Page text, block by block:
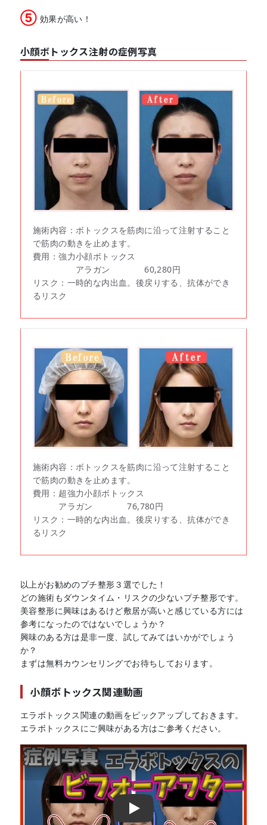
⑤ 効果が高い！
小顔ボトックス注射の症例写真
施術内容：ボトックスを筋肉に沿って注射すること
で筋肉の動きを止めます。
費用：強力小顔ボトックス
アラガン 60,280円
リスク：一時的な内出血。後戻りする、抗体ができ
るリスク
施術内容：ボトックスを筋肉に沿って注射すること
で筋肉の動きを止めます。
費用：超強力小顔ボトックス
アラガン 76,780円
リスク：一時的な内出血。後戻りする、抗体ができ
るリスク
以上がお勧めのプチ整形３選でした！
どの施術もダウンタイム・リスクの少ないプチ整形です。
美容整形に興味はあるけど敷居が高いと感じている方には
参考になったのではないでしょうか？
興味のある方は是非一度、試してみてはいかがでしょう
か？
まずは無料カウンセリングでお待ちしております。
小顔ボトックス関連動画
エラボトックス関連の動画をピックアップしておきます。
エラボトックスにご興味がある方はご参考ください。
Play